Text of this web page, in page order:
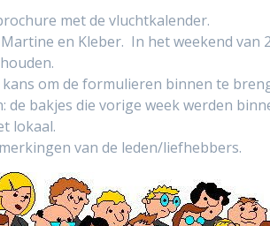
met de vluchtkalender.
en Kleber. In het weekend van
om de formulieren binnen te
de bakjes die vorige week werden
lokaal.
van de leden/liefhebbers.